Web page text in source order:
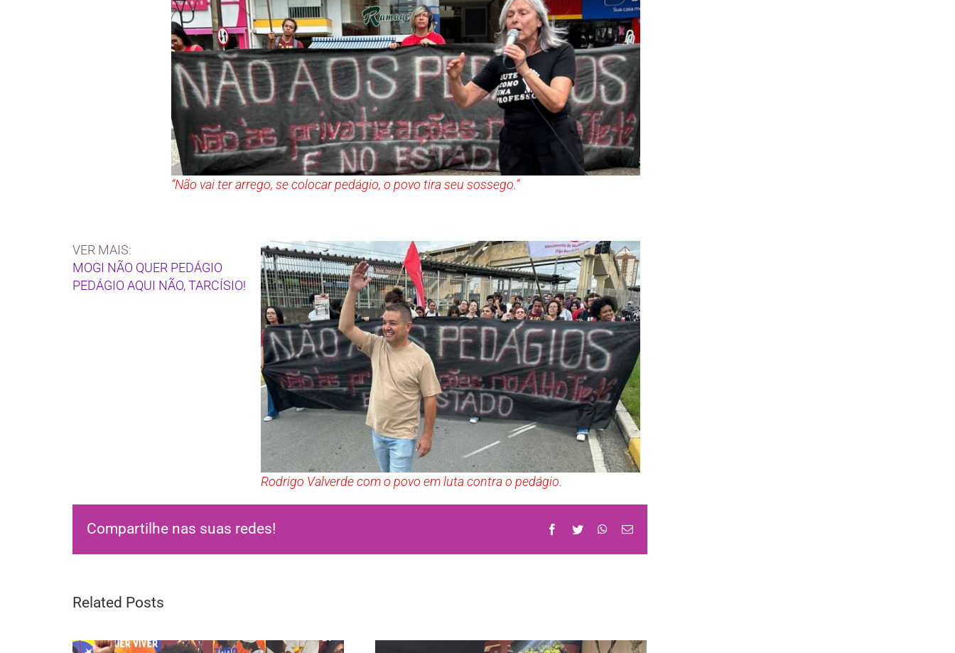
“Não vai ter arrego, se colocar pedágio, o povo tira seu sossego.”
Rodrigo Valverde com o povo em luta contra o pedágio.
VER MAIS:
MOGI NÃO QUER PEDÁGIO
PEDÁGIO AQUI NÃO, TARCÍSIO!
Compartilhe nas suas redes! Facebook
Twitter WhatsApp
Email
Related Posts